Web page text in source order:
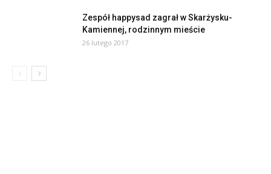
Zespół happysad zagrał w Skarżysku-
Kamiennej, rodzinnym mieście
26 lutego 2017